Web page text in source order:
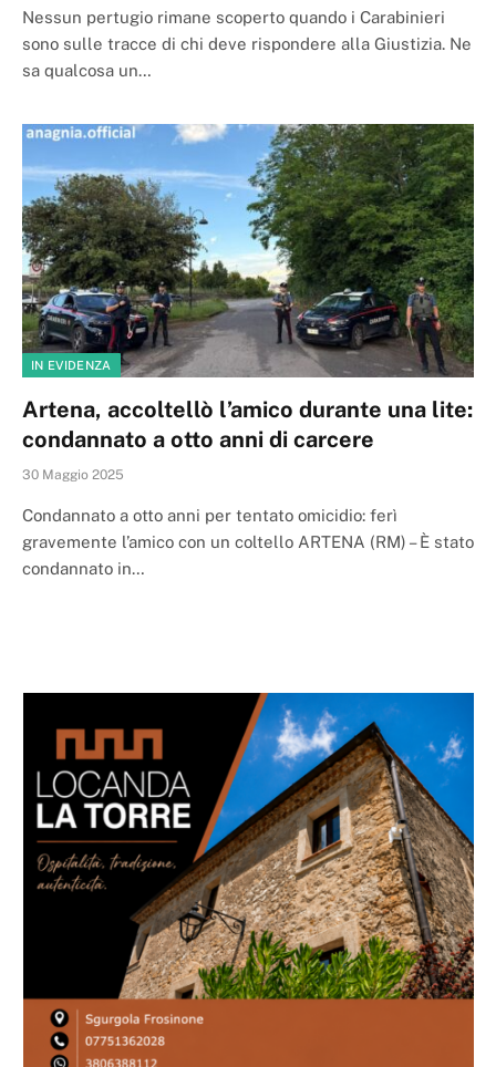
Nessun pertugio rimane scoperto quando i Carabinieri
sono sulle tracce di chi deve rispondere alla Giustizia. Ne
sa qualcosa un…
IN EVIDENZA
Artena, accoltellò l’amico durante una lite:
condannato a otto anni di carcere
30 Maggio 2025
Condannato a otto anni per tentato omicidio: ferì
gravemente l’amico con un coltello ARTENA (RM) – È stato
condannato in…